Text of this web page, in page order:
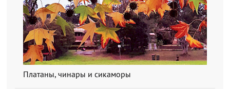
Платаны, чинары и сикаморы